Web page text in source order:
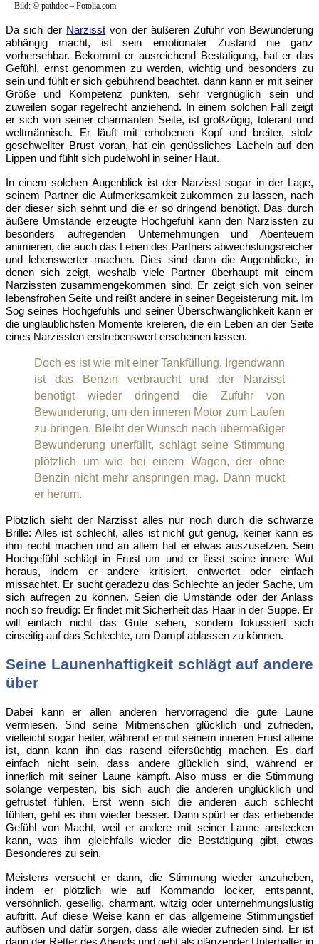
Bild: © pathdoc – Fotolia.com
Da sich der Narzisst von der äußeren Zufuhr von Bewunderung
abhängig macht, ist sein emotionaler Zustand nie ganz
vorhersehbar. Bekommt er ausreichend Bestätigung, hat er das
Gefühl, ernst genommen zu werden, wichtig und besonders zu
sein und fühlt er sich gebührend beachtet, dann kann er mit seiner
Größe und Kompetenz punkten, sehr vergnüglich sein und
zuweilen sogar regelrecht anziehend. In einem solchen Fall zeigt
er sich von seiner charmanten Seite, ist großzügig, tolerant und
weltmännisch. Er läuft mit erhobenen Kopf und breiter, stolz
geschwellter Brust voran, hat ein genüssliches Lächeln auf den
Lippen und fühlt sich pudelwohl in seiner Haut.
In einem solchen Augenblick ist der Narzisst sogar in der Lage,
seinem Partner die Aufmerksamkeit zukommen zu lassen, nach
der dieser sich sehnt und die er so dringend benötigt. Das durch
äußere Umstände erzeugte Hochgefühl kann den Narzissten zu
besonders aufregenden Unternehmungen und Abenteuern
animieren, die auch das Leben des Partners abwechslungsreicher
und lebenswerter machen. Dies sind dann die Augenblicke, in
denen sich zeigt, weshalb viele Partner überhaupt mit einem
Narzissten zusammengekommen sind. Er zeigt sich von seiner
lebensfrohen Seite und reißt andere in seiner Begeisterung mit. Im
Sog seines Hochgefühls und seiner Überschwänglichkeit kann er
die unglaublichsten Momente kreieren, die ein Leben an der Seite
eines Narzissten erstrebenswert erscheinen lassen.
Doch es ist wie mit einer Tankfüllung. Irgendwann
ist das Benzin verbraucht und der Narzisst
benötigt wieder dringend die Zufuhr von
Bewunderung, um den inneren Motor zum Laufen
zu bringen. Bleibt der Wunsch nach übermäßiger
Bewunderung unerfüllt, schlägt seine Stimmung
plötzlich um wie bei einem Wagen, der ohne
Benzin nicht mehr anspringen mag. Dann muckt
er herum.
Plötzlich sieht der Narzisst alles nur noch durch die schwarze
Brille: Alles ist schlecht, alles ist nicht gut genug, keiner kann es
ihm recht machen und an allem hat er etwas auszusetzen. Sein
Hochgefühl schlägt in Frust um und er lässt seine innere Wut
heraus, indem er andere kritisiert, entwertet oder einfach
missachtet. Er sucht geradezu das Schlechte an jeder Sache, um
sich aufregen zu können. Seien die Umstände oder der Anlass
noch so freudig: Er findet mit Sicherheit das Haar in der Suppe. Er
will einfach nicht das Gute sehen, sondern fokussiert sich
einseitig auf das Schlechte, um Dampf ablassen zu können.
Seine Launenhaftigkeit schlägt auf andere
über
Dabei kann er allen anderen hervorragend die gute Laune
vermiesen. Sind seine Mitmenschen glücklich und zufrieden,
vielleicht sogar heiter, während er mit seinem inneren Frust alleine
ist, dann kann ihn das rasend eifersüchtig machen. Es darf
einfach nicht sein, dass andere glücklich sind, während er
innerlich mit seiner Laune kämpft. Also muss er die Stimmung
solange verpesten, bis sich auch die anderen unglücklich und
gefrustet fühlen. Erst wenn sich die anderen auch schlecht
fühlen, geht es ihm wieder besser. Dann spürt er das erhebende
Gefühl von Macht, weil er andere mit seiner Laune anstecken
kann, was ihm gleichfalls wieder die Bestätigung gibt, etwas
Besonderes zu sein.
Meistens versucht er dann, die Stimmung wieder anzuheben,
indem er plötzlich wie auf Kommando locker, entspannt,
versöhnlich, gesellig, charmant, witzig oder unternehmungslustig
auftritt. Auf diese Weise kann er das allgemeine Stimmungstief
auflösen und dafür sorgen, dass alle wieder zufrieden sind. Er ist
dann der Retter des Abends und geht als glänzender Unterhalter in